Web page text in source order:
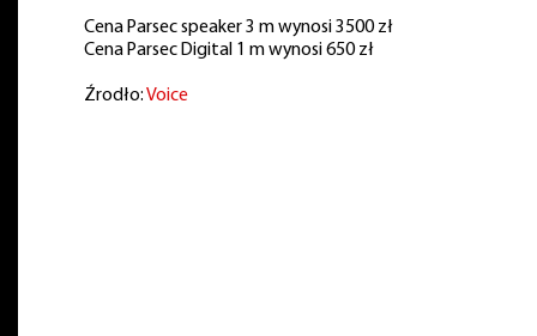
Cena Parsec speaker 3 m wynosi 3500 zł
Cena Parsec Digital 1 m wynosi 650 zł
Źrodło:Voice